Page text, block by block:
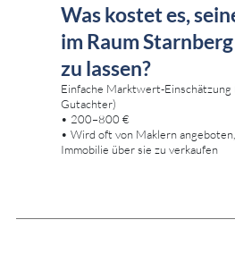
Was kostet es,
im Raum
zu lassen?
Einfache Marktwert-Einschätzung
Gutachter)
• 200–800 €
• Wird oft von Maklern
Immobilie über sie zu verkaufen